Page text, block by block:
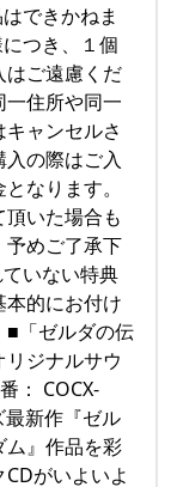
できかねま
つき、１個
はご遠慮くだ
一住所や同一
ャンセルさ
の際はご入
なります。
いた場合も
予めご了承下
いない特典
的にお付け
■「ゼルダの伝
ジナルサウ
： COCX-
新作『ゼル
ム』作品を彩
がいよいよ